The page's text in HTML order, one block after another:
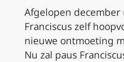
Afgelopen december
Franciscus zelf
nieuwe ontmoeting
Nu zal paus